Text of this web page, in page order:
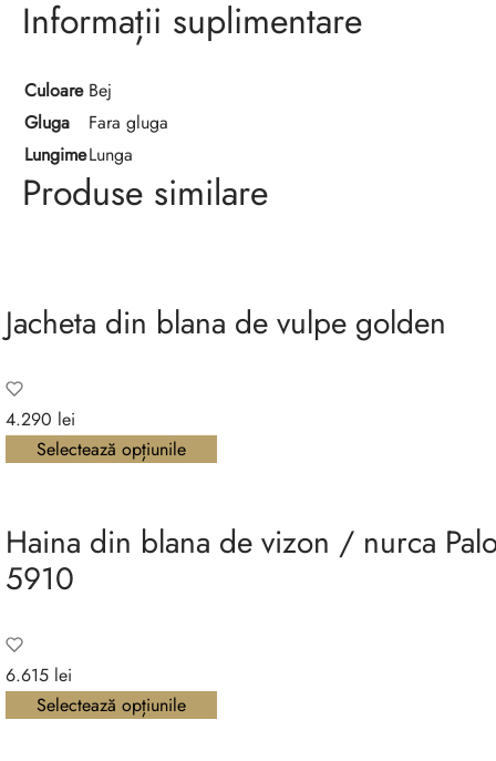
Informații suplimentare
Culoare Bej
Gluga
Fara gluga
LungimeLunga
Produse similare
Jacheta din blana de vulpe golden
4.290 lei
Selectează opțiunile
Haina din blana de vizon / nurca
5910
6.615 lei
Selectează opțiunile